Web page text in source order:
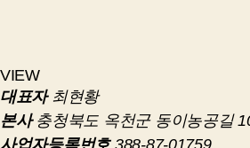
VIEW
대표자 최현황
본사 충청북도 옥천군 동이농공길
사업자등록번호 388-87-01759